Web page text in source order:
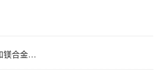
[铝棒生产厂家]铝合金和镁合金有什么不同差别？